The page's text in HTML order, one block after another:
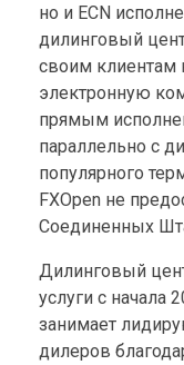
но и ЕСN
дилинговый
своим клиентам
электронную
прямым
параллельно с
популярного
FXOpen не
Соединенных
Дилинговый
услуги с начала
занимает
дилеров